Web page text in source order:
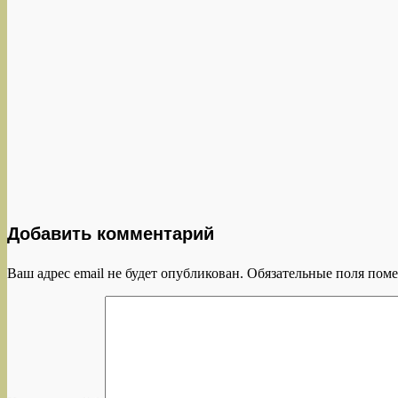
Добавить комментарий
Ваш адрес email не будет опубликован. Обязательные поля